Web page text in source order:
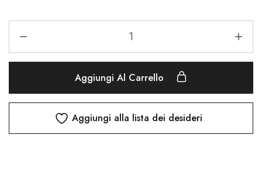
Aggiungi Al Carrello
Aggiungi alla lista dei desideri